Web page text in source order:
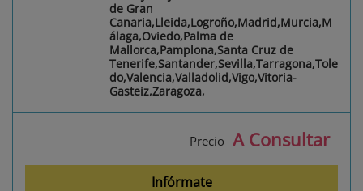
de Gran
Canaria,Lleida,Logroño,Madrid,Murcia,M
álaga,Oviedo,Palma de
Mallorca,Pamplona,Santa Cruz de
Tenerife,Santander,Sevilla,Tarragona,Tole
do,Valencia,Valladolid,Vigo,Vitoria-
Gasteiz,Zaragoza,
Precio A Consultar
Infórmate